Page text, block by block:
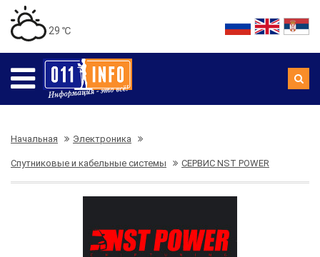
29 ℃
Начальная Электроника
Спутниковые и кабельные системы СЕРВИС NST POWER